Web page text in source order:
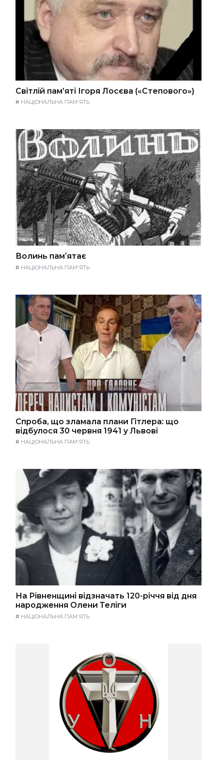
Світлій пам’яті Ігоря Лосєва («Степового»)
# НАЦІОНАЛЬНА ПАМ'ЯТЬ
Волинь памʼятає
# НАЦІОНАЛЬНА ПАМ'ЯТЬ
Спроба, що зламала плани Гітлера: що
відбулося 30 червня 1941 у Львові
# НАЦІОНАЛЬНА ПАМ'ЯТЬ
На Рівненщині відзначать 120-річчя від дня
народження Олени Теліги
# НАЦІОНАЛЬНА ПАМ'ЯТЬ